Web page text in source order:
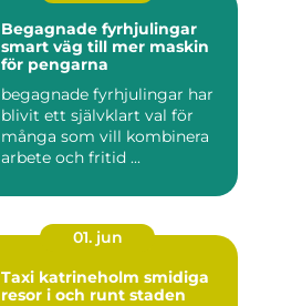
Begagnade fyrhjulingar
smart väg till mer maskin
för pengarna
begagnade fyrhjulingar har
blivit ett självklart val för
många som vill kombinera
arbete och fritid ...
01. jun
Taxi katrineholm smidiga
resor i och runt staden